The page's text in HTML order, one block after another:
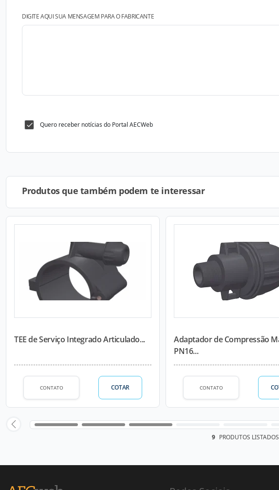
DIGITE AQUI SUA MENSAGEM PARA O FABRICANTE
Quero receber notícias do Portal AECWeb
Produtos que também podem te interessar
TEE de Serviço Integrado Articulado...
CONTATO COTAR
Adaptador de Compressão
PN16...
CONTATO
9 PRODUTOS LISTADOS